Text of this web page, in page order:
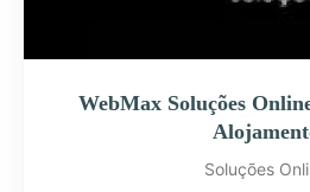
WebMax Soluções
Soluções